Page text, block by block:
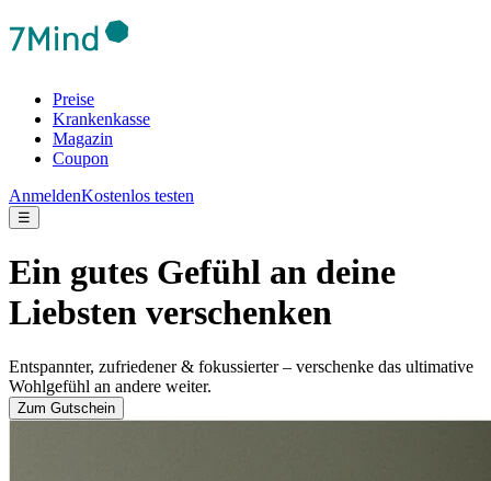
Preise
Krankenkasse
Magazin
Coupon
AnmeldenKostenlos testen
☰
Ein gutes Gefühl an deine
Liebsten verschenken
Entspannter, zufriedener & fokussierter – verschenke das ultimative
Wohlgefühl an andere weiter.
Zum Gutschein